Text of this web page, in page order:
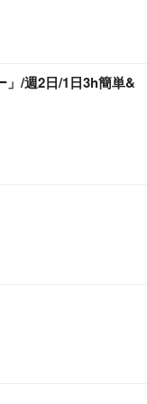
」/週2日/1日3h簡単&